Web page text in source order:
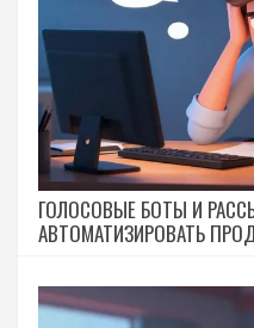
ГОЛОСОВЫЕ БОТЫ И
АВТОМАТИЗИРОВАТЬ